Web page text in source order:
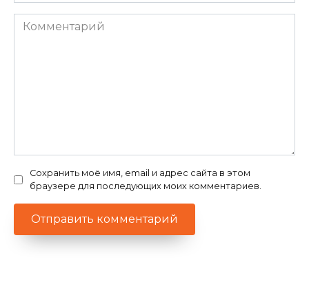
Комментарий
Сохранить моё имя, email и адрес сайта в этом
браузере для последующих моих комментариев.